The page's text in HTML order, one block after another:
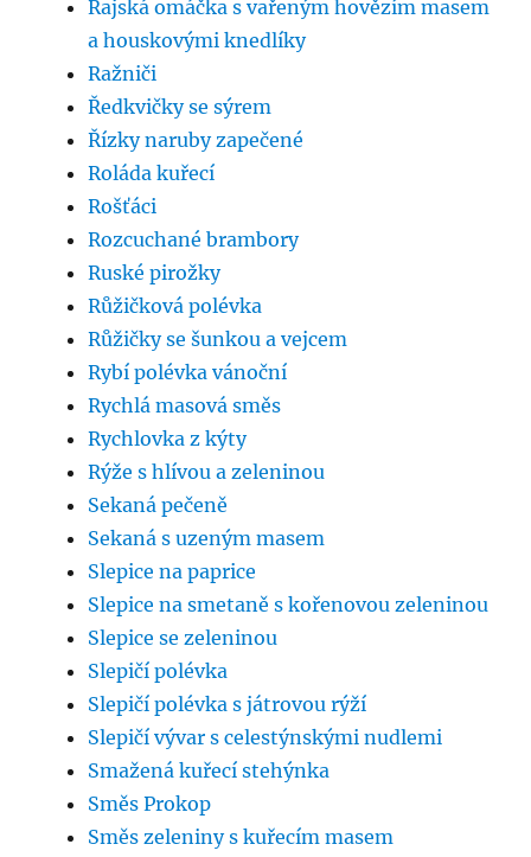
Rajská omáčka s vařeným hovězím masem
a houskovými knedlíky
Ražniči
Ředkvičky se sýrem
Řízky naruby zapečené
Roláda kuřecí
Rošťáci
Rozcuchané brambory
Ruské pirožky
Růžičková polévka
Růžičky se šunkou a vejcem
Rybí polévka vánoční
Rychlá masová směs
Rychlovka z kýty
Rýže s hlívou a zeleninou
Sekaná pečeně
Sekaná s uzeným masem
Slepice na paprice
Slepice na smetaně s kořenovou zeleninou
Slepice se zeleninou
Slepičí polévka
Slepičí polévka s játrovou rýží
Slepičí vývar s celestýnskými nudlemi
Smažená kuřecí stehýnka
Směs Prokop
Směs zeleniny s kuřecím masem